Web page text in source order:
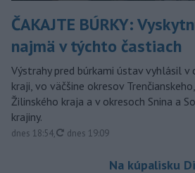
ČAKAJTE BÚRKY:
najmä v týchto častiach
Výstrahy pred búrkami ústav vyhlásil
kraji, vo väčšine okresov
Žilinského kraja a v okresoch Snina a
krajiny.
dnes 18:54, aktualizované
dnes 19:09
Na kúpalisku